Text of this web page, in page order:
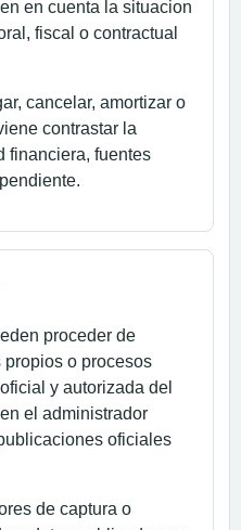
en cuenta la situacion
fiscal o contractual
cancelar, amortizar o
contrastar la
financiera, fuentes
proceder de
o procesos
y autorizada del
el administrador
oficiales
de captura o